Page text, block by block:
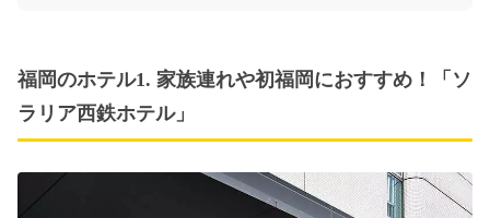
福岡のホテル1. 家族連れや初福岡におすすめ！「ソ
ラリア西鉄ホテル」